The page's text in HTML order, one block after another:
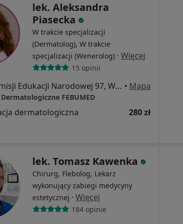
lek. Aleksandra
Piasecka
W trakcie specjalizacji
(Dermatolog), W trakcie
specjalizacji (Wenerolog) · Więcej
15 opinii
Aleja Komisji Edukacji Narodowej 97, Warszawa • Mapa
FEBUMED
dermatologiczna 280 zł
lek. Tomasz Kawenka
Chirurg, Flebolog, Lekarz
wykonujący zabiegi medycyny
estetycznej · Więcej
184 opinie